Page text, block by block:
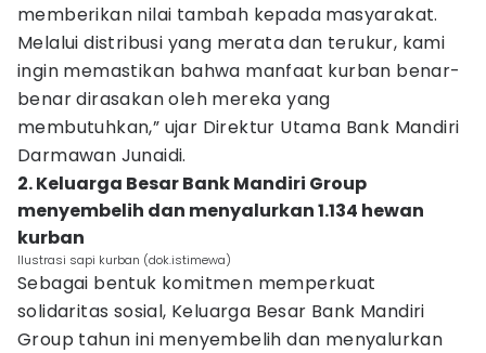
memberikan nilai tambah kepada masyarakat.
Melalui distribusi yang merata dan terukur, kami
ingin memastikan bahwa manfaat kurban benar-
benar dirasakan oleh mereka yang
membutuhkan,” ujar Direktur Utama Bank Mandiri
Darmawan Junaidi.
2. Keluarga Besar Bank Mandiri Group
menyembelih dan menyalurkan 1.134 hewan
kurban
Ilustrasi sapi kurban (dok.istimewa)
Sebagai bentuk komitmen memperkuat
solidaritas sosial, Keluarga Besar Bank Mandiri
Group tahun ini menyembelih dan menyalurkan